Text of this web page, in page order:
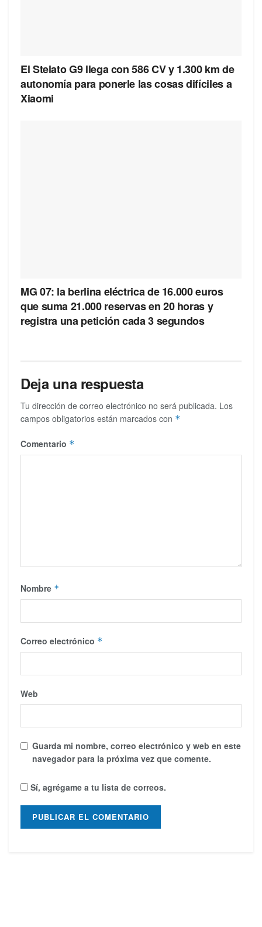
El Stelato G9 llega con 586 CV y 1.300 km de
autonomía para ponerle las cosas difíciles a
Xiaomi
MG 07: la berlina eléctrica de 16.000 euros
que suma 21.000 reservas en 20 horas y
registra una petición cada 3 segundos
Deja una respuesta
Tu dirección de correo electrónico no será publicada. Los
campos obligatorios están marcados con *
Comentario *
Nombre *
Correo electrónico *
Web
Guarda mi nombre, correo electrónico y web en este
navegador para la próxima vez que comente.
Sí, agrégame a tu lista de correos.